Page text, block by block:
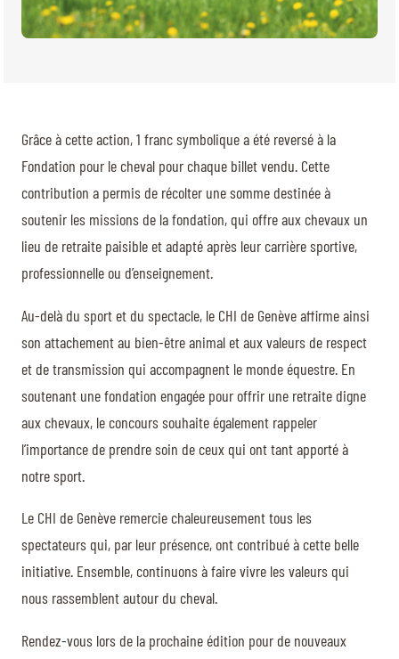
Grâce à cette action, 1 franc symbolique a été reversé à la
Fondation pour le cheval pour chaque billet vendu. Cette
contribution a permis de récolter une somme destinée à
soutenir les missions de la fondation, qui offre aux chevaux un
lieu de retraite paisible et adapté après leur carrière sportive,
professionnelle ou d’enseignement.
Au-delà du sport et du spectacle, le CHI de Genève affirme ainsi
son attachement au bien-être animal et aux valeurs de respect
et de transmission qui accompagnent le monde équestre. En
soutenant une fondation engagée pour offrir une retraite digne
aux chevaux, le concours souhaite également rappeler
l’importance de prendre soin de ceux qui ont tant apporté à
notre sport.
Le CHI de Genève remercie chaleureusement tous les
spectateurs qui, par leur présence, ont contribué à cette belle
initiative. Ensemble, continuons à faire vivre les valeurs qui
nous rassemblent autour du cheval.
Rendez-vous lors de la prochaine édition pour de nouveaux